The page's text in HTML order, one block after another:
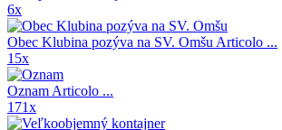
6x
Obec Klubina pozýva na SV. Omšu Articolo ...
15x
Oznam Articolo ...
171x